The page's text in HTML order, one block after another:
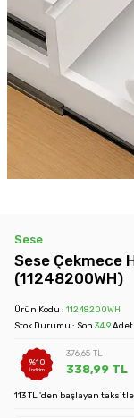
Sese
Sese Çekmece
(11248200WH)
Ürün Kodu : 11248200WH
Stok Durumu : Son 34.9Adet
%10
İndirim
376,65TL
338,99 TL
113 TL 'den başlayan